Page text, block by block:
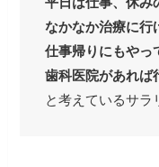
なかなか治療に行
仕事帰りにもやっ
歯科医院があれば
と考えているサラ